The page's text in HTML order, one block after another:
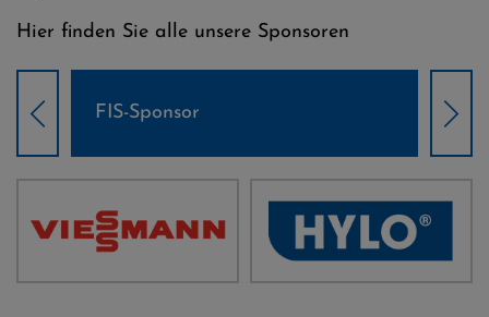
Hier finden Sie alle unsere Sponsoren
Weltcup-Sponsoren Damen